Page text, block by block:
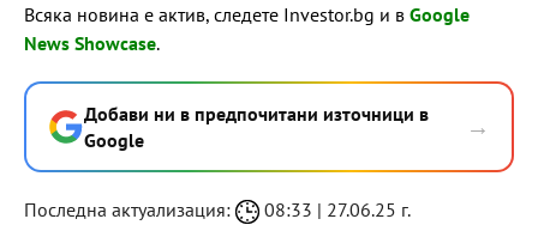
Всяка новина е актив, следете Investor.bg и в Google
News Showcase.
Добави ни в предпочитани източници в
Google
→
Последна актуализация: 08:33 | 27.06.25 г.